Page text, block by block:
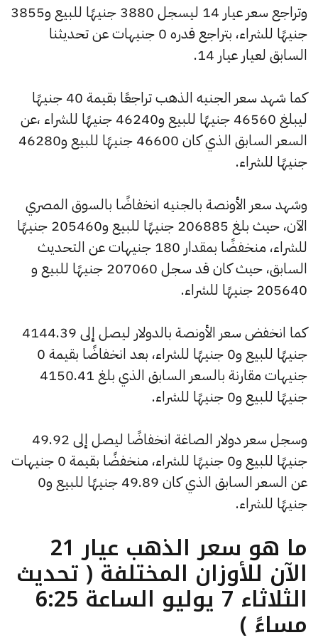
وتراجع سعر عيار 14 ليسجل 3880 جنيهًا للبيع و3855
جنيهًا للشراء، بتراجع قدره 0 جنيهات عن تحديثنا
السابق لعيار عيار 14.
كما شهد سعر الجنيه الذهب تراجعًا بقيمة 40 جنيهًا
ليبلغ 46560 جنيهًا للبيع و46240 جنيهًا للشراء ،عن
السعر السابق الذي كان 46600 جنيهًا للبيع و46280
جنيهًا للشراء.
وشهد سعر الأونصة بالجنيه انخفاضًا بالسوق المصري
الآن، حيث بلغ 206885 جنيهًا للبيع و205460 جنيهًا
للشراء، منخفضًا بمقدار 180 جنيهات عن التحديث
السابق، حيث كان قد سجل 207060 جنيهًا للبيع و
205640 جنيهًا للشراء.
كما انخفض سعر الأونصة بالدولار ليصل إلى 4144.39
جنيهًا للبيع و0 جنيهًا للشراء، بعد انخفاضًا بقيمة 0
جنيهات مقارنة بالسعر السابق الذي بلغ 4150.41
جنيهًا للبيع و0 جنيهًا للشراء.
وسجل سعر دولار الصاغة انخفاضًا ليصل إلى 49.92
جنيهًا للبيع و0 جنيهًا للشراء، منخفضًا بقيمة 0 جنيهات
عن السعر السابق الذي كان 49.89 جنيهًا للبيع و0
جنيهًا للشراء.
ما هو سعر الذهب عيار 21
الآن للأوزان المختلفة ( تحديث
الثلاثاء 7 يوليو الساعة 6:25
مساءً )